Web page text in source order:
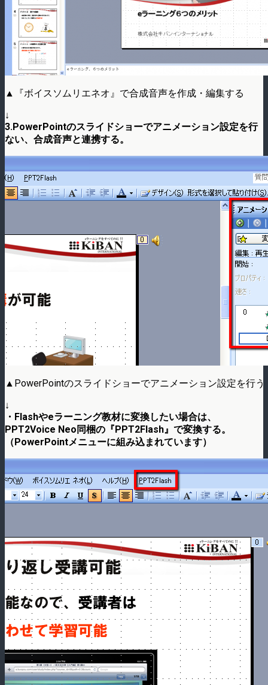
▲『ボイスソムリエネオ』で合成音声を作成・編集する
↓
3.PowerPointのスライドショーでアニメーション設定を行
ない、合成音声と連携する。
▲PowerPointのスライドショーでアニメーション設定を行う
↓
・Flashやeラーニング教材に変換したい場合は、
PPT2Voice Neo同梱の『PPT2Flash』で変換する。
（PowerPointメニューに組み込まれています）